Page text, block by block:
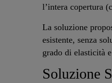
l’intera copertura
La soluzione
esistente, senza
grado di elasticità
Soluzione